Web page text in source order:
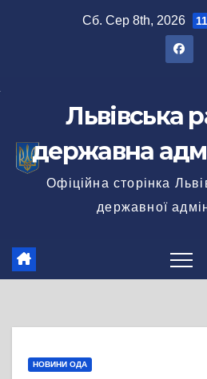
Сб. Сер 8th, 2026
Львівська
державна
Офіційна сторінка
державної
НОВИНИ ОДА